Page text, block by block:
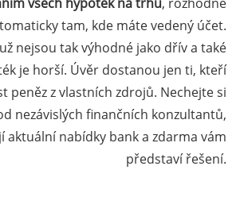
tam, kde máte vedený účet.
nejsou tak výhodné jako dřív a také
je horší. Úvěr dostanou jen ti, kteří
peněz z vlastních zdrojů. Nechejte si
nezávislých finančních konzultantů,
aktuální nabídky bank a zdarma vám
představí řešení.